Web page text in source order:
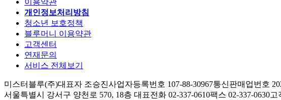
이용약관
개인정보처리방침
청소년 보호정책
블루머니 이용약관
고객센터
연재문의
서비스 전체보기
미스터블루(주)대표자 조승진사업자등록번호 107-88-30967통신판매업번호
서울특별시 강서구 양천로 570, 18층 대표전화 02-337-0610팩스 02-337-0630고